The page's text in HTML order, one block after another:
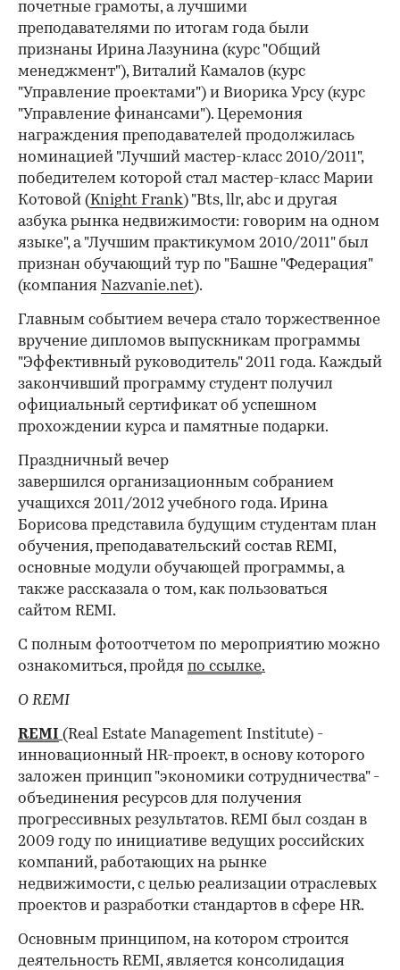
почетные грамоты, а лучшими
преподавателями по итогам года были
признаны Ирина Лазунина (курс "Общий
менеджмент"), Виталий Камалов (курс
"Управление проектами") и Виорика Урсу (курс
"Управление финансами"). Церемония
награждения преподавателей продолжилась
номинацией "Лучший мастер-класс 2010/2011",
победителем которой стал мастер-класс Марии
Котовой (Knight Frank) "Bts, llr, abc и другая
азбука рынка недвижимости: говорим на одном
языке", а "Лучшим практикумом 2010/2011" был
признан обучающий тур по "Башне "Федерация"
(компания Nazvanie.net).
Главным событием вечера стало торжественное
вручение дипломов выпускникам программы
"Эффективный руководитель" 2011 года. Каждый
закончивший программу студент получил
официальный сертификат об успешном
прохождении курса и памятные подарки.
Праздничный вечер
завершился организационным собранием
учащихся 2011/2012 учебного года. Ирина
Борисова представила будущим студентам план
обучения, преподавательский состав REMI,
основные модули обучающей программы, а
также рассказала о том, как пользоваться
сайтом REMI.
С полным фотоотчетом по мероприятию можно
ознакомиться, пройдя по ссылке.
О REMI
REMI (Real Estate Management Institute) -
инновационный HR-проект, в основу которого
заложен принцип "экономики сотрудничества" -
объединения ресурсов для получения
прогрессивных результатов. REMI был создан в
2009 году по инициативе ведущих российских
компаний, работающих на рынке
недвижимости, с целью реализации отраслевых
проектов и разработки стандартов в сфере HR.
Основным принципом, на котором строится
деятельность REMI, является консолидация